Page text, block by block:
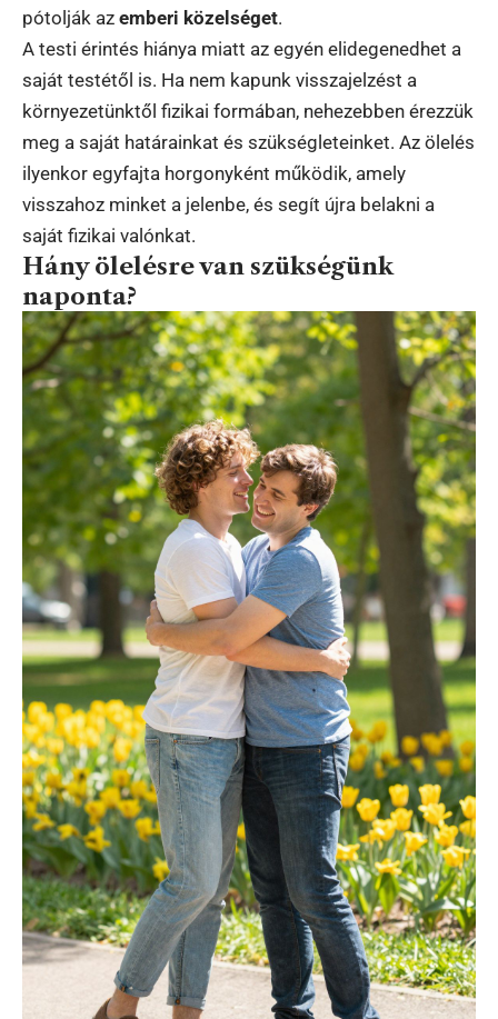
pótolják az emberi közelséget.
A testi érintés hiánya miatt az egyén elidegenedhet a
saját testétől is. Ha nem kapunk visszajelzést a
környezetünktől fizikai formában, nehezebben érezzük
meg a saját határainkat és szükségleteinket. Az ölelés
ilyenkor egyfajta horgonyként működik, amely
visszahoz minket a jelenbe, és segít újra belakni a
saját fizikai valónkat.
Hány ölelésre van szükségünk
naponta?